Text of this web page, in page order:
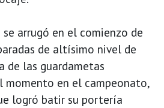
arrugó en el comienzo de
de altísimo nivel de
de las guardametas
momento en el campeonato,
logró batir su portería